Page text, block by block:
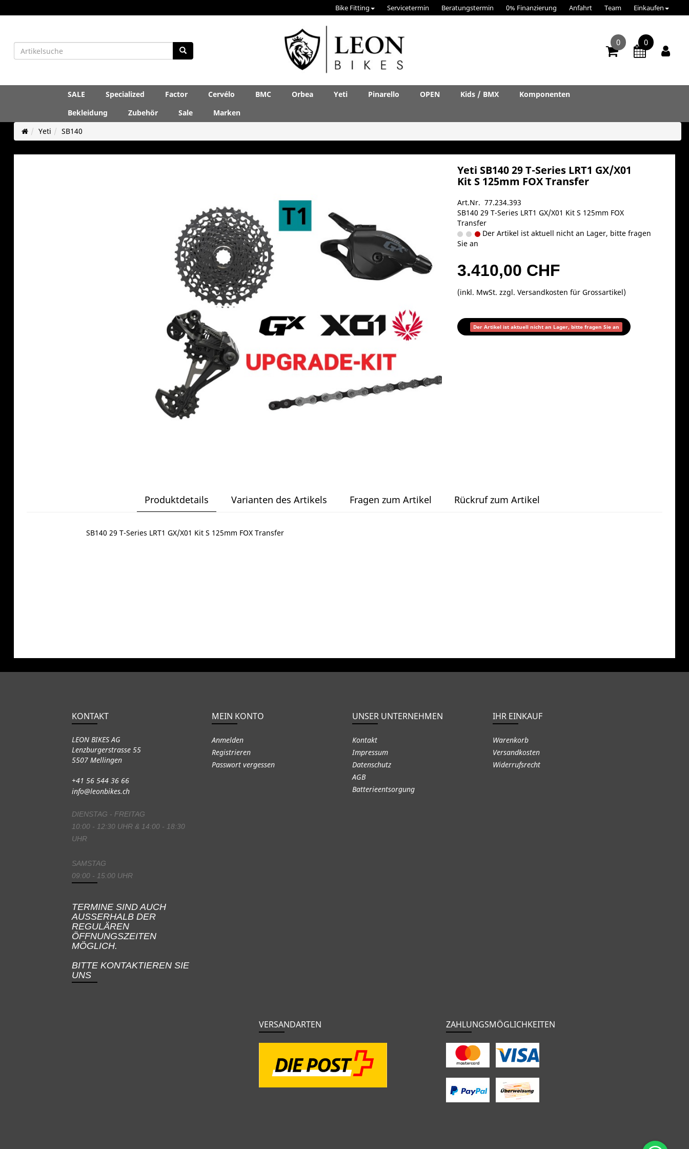
Bike Fitting Servicetermin Beratungstermin 0% Finanzierung Anfahrt Team Einkaufen
0 0
SALE Specialized Factor Cervélo BMC Orbea Yeti Pinarello OPEN Kids / BMX
Komponenten
Bekleidung
Zubehör Sale
Marken
Yeti
SB140
Yeti SB140 29 T-Series LRT1 GX/X01
Kit S 125mm FOX Transfer
Art.Nr. 77.234.393
SB140 29 T-Series LRT1 GX/X01 Kit S 125mm FOX
Transfer
Der Artikel ist aktuell nicht an Lager, bitte fragen
Sie an
3.410,00 CHF
(inkl. MwSt. zzgl.Versandkosten für Grossartikel)
Der Artikel ist aktuell nicht an Lager, bitte fragen Sie an
Produktdetails Varianten des Artikels Fragen zum Artikel Rückruf zum Artikel
SB140 29 T-Series LRT1 GX/X01 Kit S 125mm FOX Transfer
KONTAKT
LEON BIKES AG
Lenzburgerstrasse 55
5507 Mellingen
+41 56 544 36 66
info@leonbikes.ch
DIENSTAG - FREITAG
10:00 - 12:30 UHR & 14:00 - 18:30
UHR
SAMSTAG
09:00 - 15:00 UHR
TERMINE SIND AUCH
AUSSERHALB DER
REGULÄREN
ÖFFNUNGSZEITEN
MÖGLICH.
BITTE KONTAKTIEREN SIE
UNS
MEIN KONTO
Anmelden
Registrieren
Passwort vergessen
UNSER UNTERNEHMEN
Kontakt
Impressum
Datenschutz
AGB
Batterieentsorgung
IHR EINKAUF
Warenkorb
Versandkosten
Widerrufsrecht
VERSANDARTEN ZAHLUNGSMÖGLICHKEITEN